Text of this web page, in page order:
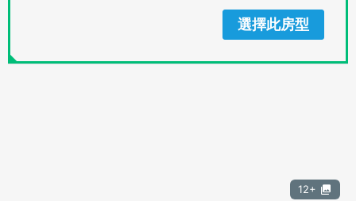
選擇此房型
12+